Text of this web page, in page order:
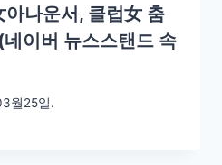
아나운서, 클럽女 춤
이버 뉴스스탠드 속
월25일.